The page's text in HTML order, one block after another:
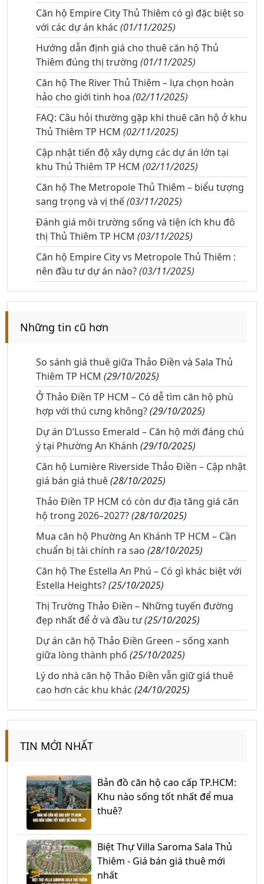
Căn hộ Empire City Thủ Thiêm có gì đặc biệt so
với các dự án khác (01/11/2025)
Hướng dẫn định giá cho thuê căn hộ Thủ
Thiêm đúng thị trường (01/11/2025)
Căn hộ The River Thủ Thiêm – lựa chọn hoàn
hảo cho giới tinh hoa (02/11/2025)
FAQ: Câu hỏi thường gặp khi thuê căn hộ ở khu
Thủ Thiêm TP HCM (02/11/2025)
Cập nhật tiến độ xây dựng các dự án lớn tại
khu Thủ Thiêm TP HCM (02/11/2025)
Căn hộ The Metropole Thủ Thiêm – biểu tượng
sang trọng và vị thế(03/11/2025)
Đánh giá môi trường sống và tiện ích khu đô
thị Thủ Thiêm TP HCM (03/11/2025)
Căn hộ Empire City vs Metropole Thủ Thiêm :
nên đầu tư dự án nào?(03/11/2025)
Những tin cũ hơn
So sánh giá thuê giữa Thảo Điền và Sala Thủ
Thiêm TP HCM (29/10/2025)
Ở Thảo Điền TP HCM – Có dễ tìm căn hộ phù
hợp với thú cưng không?(29/10/2025)
Dự án D’Lusso Emerald – Căn hộ mới đáng chú
ý tại Phường An Khánh (29/10/2025)
Căn hộ Lumière Riverside Thảo Điền – Cập nhật
giá bán giá thuê(28/10/2025)
Thảo Điền TP HCM có còn dư địa tăng giá căn
hộ trong 2026–2027?(28/10/2025)
Mua căn hộ Phường An Khánh TP HCM – Cần
chuẩn bị tài chính ra sao (28/10/2025)
Căn hộ The Estella An Phú – Có gì khác biệt với
Estella Heights?(25/10/2025)
Thị Trường Thảo Điền – Những tuyến đường
đẹp nhất để ở và đầu tư(25/10/2025)
Dự án căn hộ Thảo Điền Green – sống xanh
giữa lòng thành phố (25/10/2025)
Lý do nhà căn hộ Thảo Điền vẫn giữ giá thuê
cao hơn các khu khác (24/10/2025)
TIN MỚI NHẤT
Bản đồ căn hộ cao cấp TP.HCM:
Khu nào sống tốt nhất để mua
thuê?
Biệt Thự Villa Saroma Sala Thủ
Thiêm - Giá bán giá thuê mới
nhất